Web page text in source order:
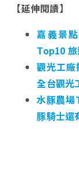
【延伸閱讀】
嘉義景
Top10 旅
觀光工
全台觀光
水豚農場
豚騎士還